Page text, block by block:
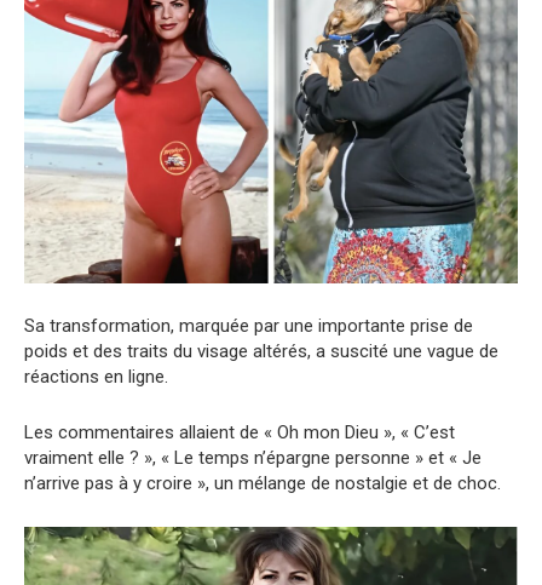
Sa transformation, marquée par une importante prise de
poids et des traits du visage altérés, a suscité une vague de
réactions en ligne.
Les commentaires allaient de « Oh mon Dieu », « C’est
vraiment elle ? », « Le temps n’épargne personne » et « Je
n’arrive pas à y croire », un mélange de nostalgie et de choc.